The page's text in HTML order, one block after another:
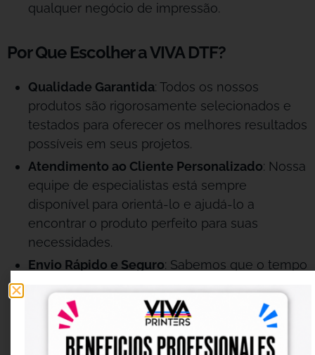
qualquer negócio de impressão.
Por Que Escolher a VIVA DTF?
Qualidade Garantida: Todos os nossos
produtos são rigorosamente selecionados e
testados para oferecer os melhores resultados
possíveis em seus projetos.
Atendimento ao Cliente Personalizado: Nossa
equipe de especialistas está sempre
disponível para orientá-lo e ajudá-lo a
encontrar o produto perfeito para suas
necessidades.
Envio Rápido e Seguro: Sabemos que o tempo
pedidos cheguem no prazo e em perfeitas
condições.
Inovação Constante: Mantemo-nos na